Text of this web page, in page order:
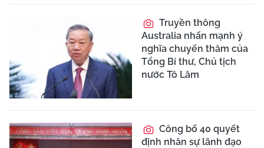
Truyền thông
Australia nhấn mạnh ý
nghĩa chuyến thăm của
Tổng Bí thư, Chủ tịch
nước Tô Lâm
Công bố 40 quyết
định nhân sự lãnh đạo